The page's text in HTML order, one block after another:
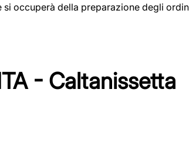
occuperà della preparazione degli
- Caltanissetta